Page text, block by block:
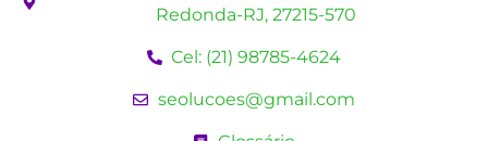
Redonda-RJ, 27215-570
Cel: (21) 98785-4624
seolucoes@gmail.com